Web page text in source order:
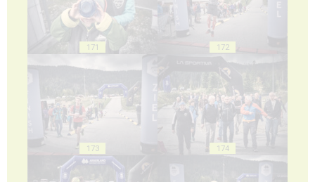
171 172
173 174